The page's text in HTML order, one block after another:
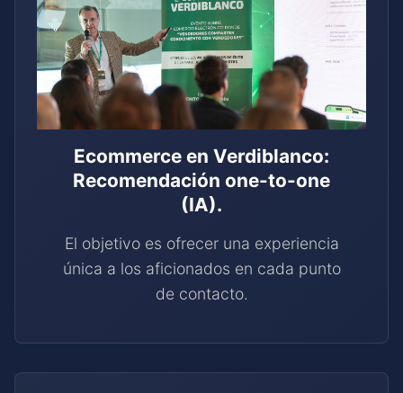
Ecommerce en Verdiblanco:
Recomendación one-to-one
(IA).
El objetivo es ofrecer una experiencia
única a los aficionados en cada punto
de contacto.